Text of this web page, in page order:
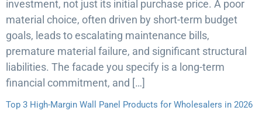
investment, not just its initial purchase price. A poor
material choice, often driven by short-term budget
goals, leads to escalating maintenance bills,
premature material failure, and significant structural
liabilities. The facade you specify is a long-term
financial commitment, and […]
Top 3 High-Margin Wall Panel Products for Wholesalers in 2026